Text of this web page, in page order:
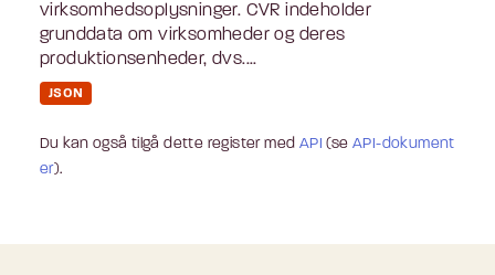
virksomhedsoplysninger. CVR indeholder
grunddata om virksomheder og deres
produktionsenheder, dvs....
JSON
Du kan også tilgå dette register med API (seAPI-dokument
er).